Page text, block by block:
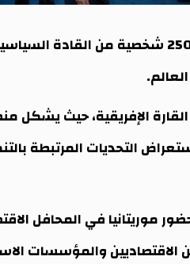
يومي 14 و15 مايو الجاري، بمشاركة أكثر من 2500 شخصية
القارة الإفريقية، حيث
التحديات المرتبطة
موريتانيا في المحافل
والمؤسسات